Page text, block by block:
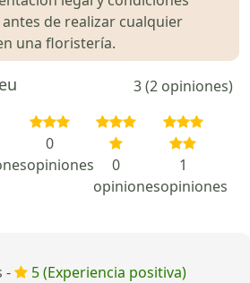
de realizar cualquier
una floristería.
3 (2 opiniones)
0
opiniones
0
opiniones
1
opiniones
-
5 (Experiencia positiva)